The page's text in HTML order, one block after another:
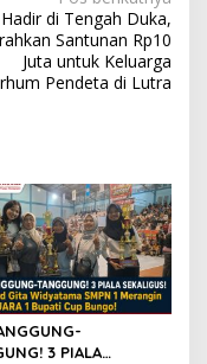
Hadir di Tengah Duka,
Santunan Rp10
Juta untuk Keluarga
Pendeta di Lutra
3 PIALA